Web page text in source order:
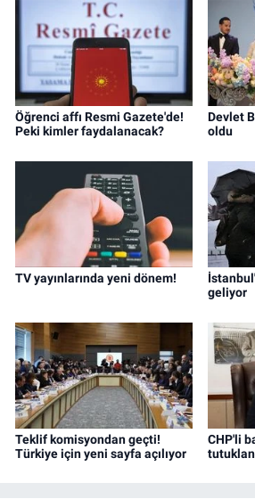
Öğrenci affı Resmi Gazete'de!
Peki kimler faydalanacak?
Devlet
oldu
TV yayınlarında yeni dönem!
geliyor
Teklif komisyondan geçti!
Türkiye için yeni sayfa açılıyor
CHP'li